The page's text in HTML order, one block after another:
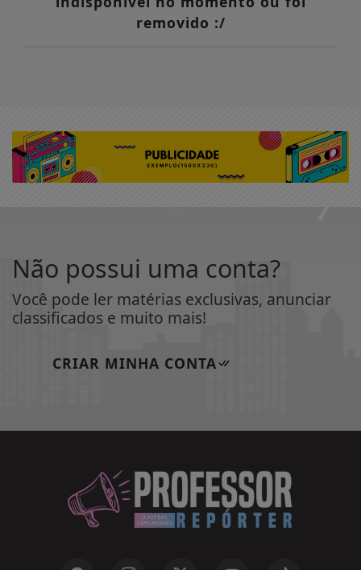
removido :/
Não possui uma conta?
Você pode ler matérias exclusivas, anunciar
classificados e muito mais!
CRIAR MINHA CONTA